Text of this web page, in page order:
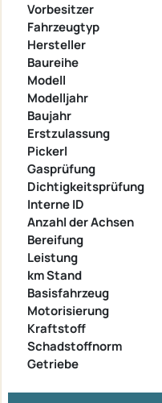
Vorbesitzer
Fahrzeugtyp
Hersteller
Baureihe
Modell
Modelljahr
Baujahr
Erstzulassung
Pickerl
Gasprüfung
Dichtigkeitsprüfung
Interne ID
Anzahl der Achsen
Bereifung
Leistung
km Stand
Basisfahrzeug
Motorisierung
Kraftstoff
Schadstoffnorm
Getriebe